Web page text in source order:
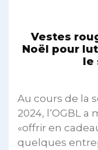
Vestes
Noël pour
le
Au cours de la
2024, l‘OGBL
«offrir en
quelques